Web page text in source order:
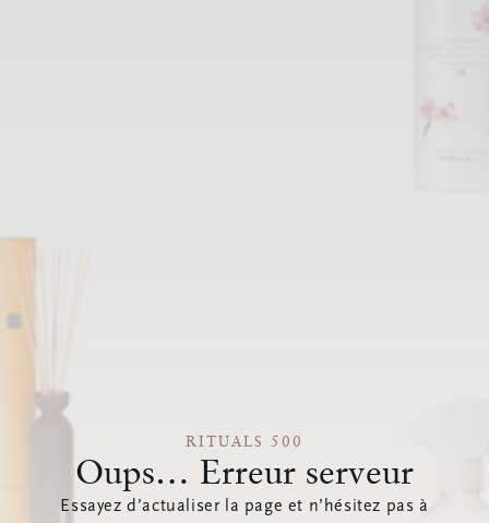
RITUALS 500
Oups… Erreur serveur
Essayez d’actualiser la page et n’hésitez pas à